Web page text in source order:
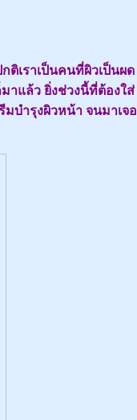
ติเราเป็นคนที่ผิวเป็นผด
าแล้ว ยิ่งช่วงนี้ที่ต้องใส่
บำรุงผิวหน้า จนมาเจอ